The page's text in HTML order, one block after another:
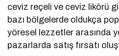
ceviz reçeli ve ceviz likörü
bazı bölgelerde oldukça
yöresel lezzetler arasında
pazarlarda satış fırsatı